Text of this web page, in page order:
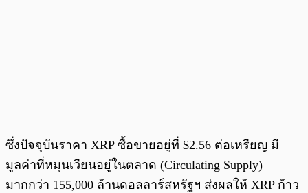
ซึ่งปัจจุบันราคา XRP ซื้อขายอยู่ที่ $2.56 ต่อเหรียญ มี
มูลค่าที่หมุนเวียนอยู่ในตลาด (Circulating Supply)
มากกว่า 155,000 ล้านดอลลาร์สหรัฐฯ ส่งผลให้ XRP ก้าว